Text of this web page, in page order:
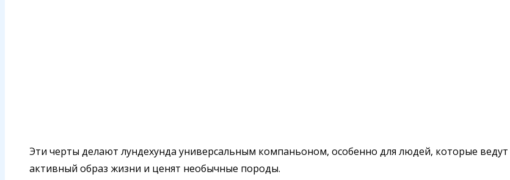
Эти черты делают лундехунда универсальным компаньоном, особенно для людей, которые ведут
активный образ жизни и ценят необычные породы.